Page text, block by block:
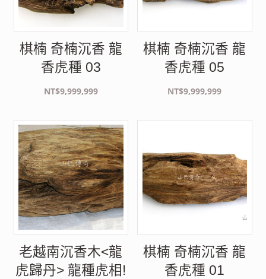
棋楠 奇楠沉香 龍
香虎種 03
NT$9,999,999
棋楠 奇楠沉香 龍
香虎種 05
NT$9,999,999
老越南沉香木<龍
虎歸丹> 龍種虎相!
棋楠 奇楠沉香 龍
香虎種 01